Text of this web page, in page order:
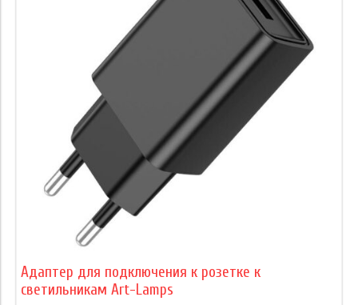
Адаптер для подключения к розетке к
светильникам Art-Lamps